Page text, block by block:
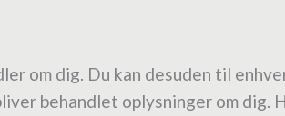
om dig. Du kan desuden til
behandlet oplysninger om dig.